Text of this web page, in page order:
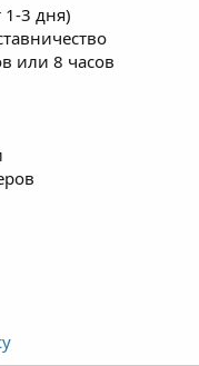
1-3 дня)
или 8 часов